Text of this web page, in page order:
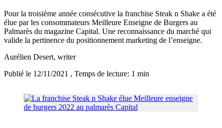
Pour la troisième année consécutive la franchise Steak n Shake a été
élue par les consommateurs Meilleure Enseigne de Burgers au
Palmarès du magazine Capital. Une reconnaissance du marché qui
valide la pertinence du positionnement marketing de l’enseigne.
Aurélien Desert, writer
Publié le 12/11/2021 , Temps de lecture: 1 min